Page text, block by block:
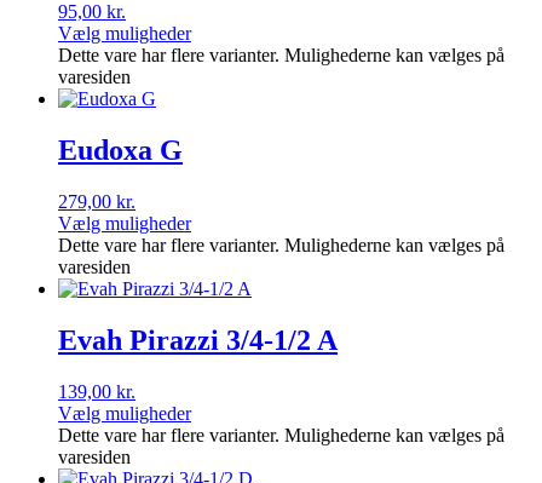
95,00 kr.
Vælg muligheder
Dette vare har flere varianter. Mulighederne kan vælges på
varesiden
Eudoxa G
279,00 kr.
Vælg muligheder
Dette vare har flere varianter. Mulighederne kan vælges på
varesiden
Evah Pirazzi 3/4-1/2 A
139,00 kr.
Vælg muligheder
Dette vare har flere varianter. Mulighederne kan vælges på
varesiden